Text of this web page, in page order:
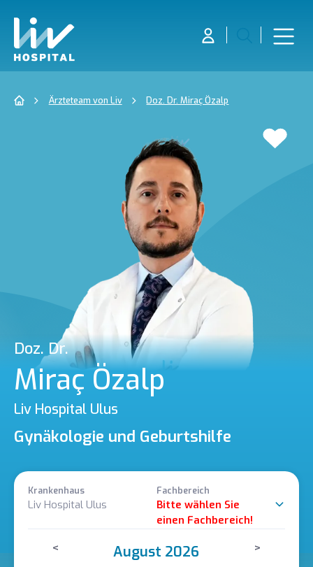
Ärzteteam von Liv Doz. Dr. Miraç Özalp
Doz. Dr.
Miraç Özalp
Liv Hospital Ulus
Gynäkologie und Geburtshilfe
Krankenhaus
Liv Hospital Ulus
Fachbereich
Bitte wählen Sie
einen Fachbereich!
< August 2026 >